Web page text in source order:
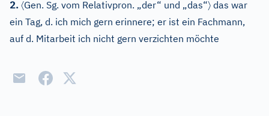
2. 〈Gen. Sg. vom Relativpron. „der“ und „das“〉 das war
ein Tag, d. ich mich gern erinnere; er ist ein Fachmann,
auf d. Mitarbeit ich nicht gern verzichten möchte